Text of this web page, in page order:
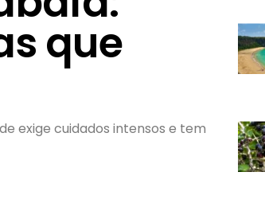
que
exige cuidados intensos e tem